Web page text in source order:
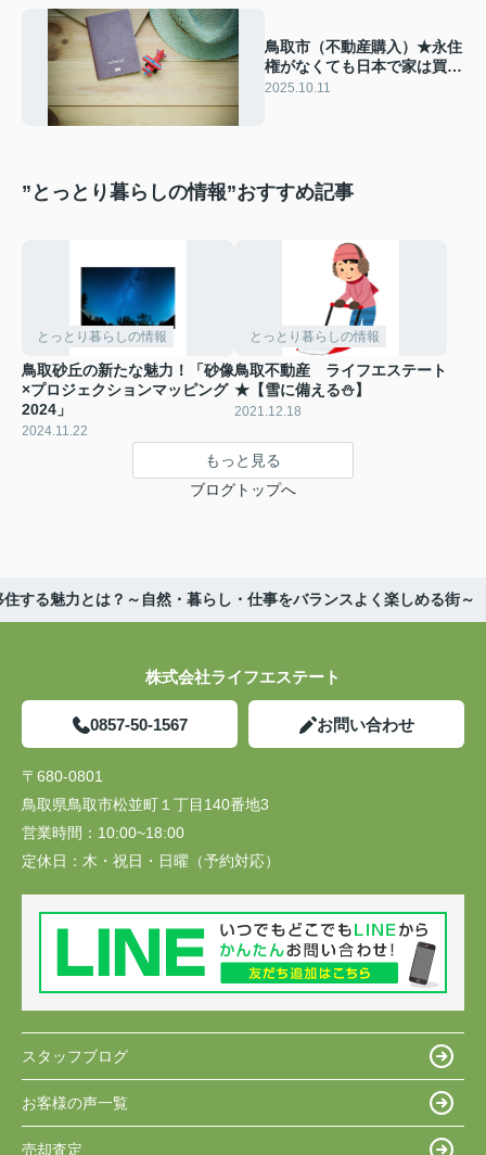
鳥取市（不動産購入）★永住
権がなくても日本で家は買え
る？住宅ローンは利用でき
2025.10.11
”とっとり暮らしの情報”おすすめ記事
とっとり暮らしの情報
鳥取砂丘の新たな魅力！「砂像
×プロジェクションマッピング
2024」
2024.11.22
とっとり暮らしの情報
鳥取不動産 ライフエステート
★【雪に備える⛄】
2021.12.18
もっと見る
ブログトップへ
する魅力とは？～自然・暮らし・仕事をバランスよく楽しめる街～
株式会社ライフエステート
0857-50-1567 お問い合わせ
〒680-0801
鳥取県鳥取市松並町１丁目140番地3
営業時間： 10:00~18:00
定休日： 木・祝日・日曜（予約対応）
スタッフブログ
お客様の声一覧
売却査定